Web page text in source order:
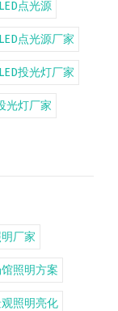
点光源
点光源厂家
投光灯厂家
光灯厂家
厂家
照明方案
照明亮化